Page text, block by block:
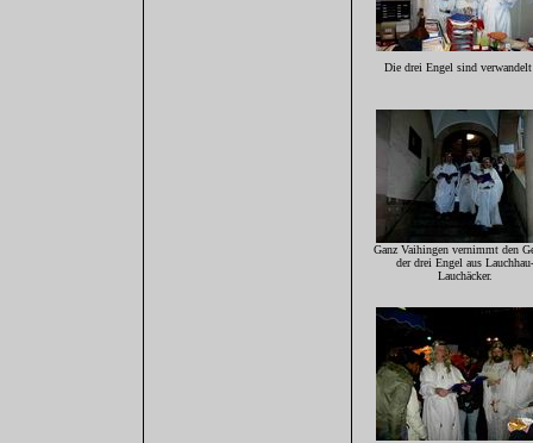
Die drei Engel sind
Ganz Vaihingen vernimmt den
der drei Engel aus Lauchhau-
Lauchäcker.